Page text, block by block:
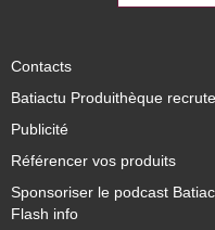
Contacts
Batiactu Produithèque recrute
Publicité
Référencer vos produits
Sponsoriser le podcast
Flash info